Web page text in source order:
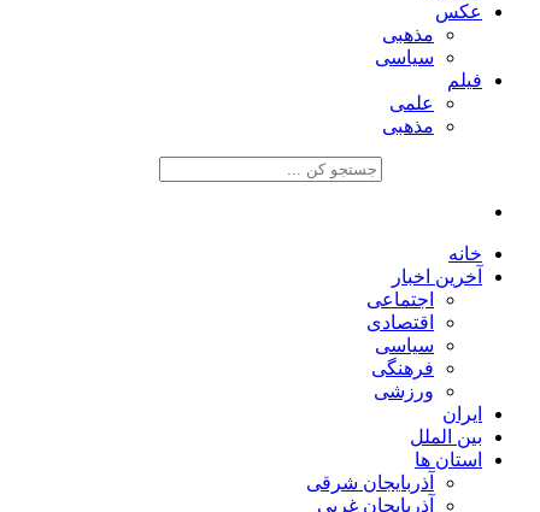
عکس
مذهبی
سیاسی
فیلم
علمی
مذهبی
خانه
آخرین اخبار
اجتماعی
اقتصادی
سیاسی
فرهنگی
ورزشی
ایران
بین الملل
استان ها
آذربایجان شرقی
آذربایجان غربی